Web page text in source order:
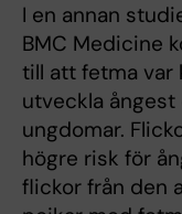
I en annan
BMC Medicine
till att fetma var
utveckla
ungdomar.
högre risk för
flickor från den